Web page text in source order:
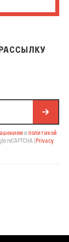
и политикой
reCAPTCHA (Privacy